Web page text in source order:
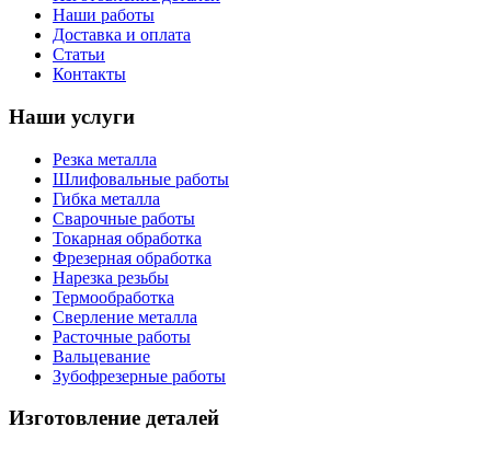
Наши работы
Доставка и оплата
Статьи
Контакты
Наши услуги
Резка металла
Шлифовальные работы
Гибка металла
Сварочные работы
Токарная обработка
Фрезерная обработка
Нарезка резьбы
Термообработка
Сверление металла
Расточные работы
Вальцевание
Зубофрезерные работы
Изготовление деталей